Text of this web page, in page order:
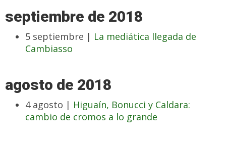
septiembre de 2018
5 septiembre | La mediática llegada de
Cambiasso
agosto de 2018
4 agosto | Higuaín, Bonucci y Caldara:
cambio de cromos a lo grande